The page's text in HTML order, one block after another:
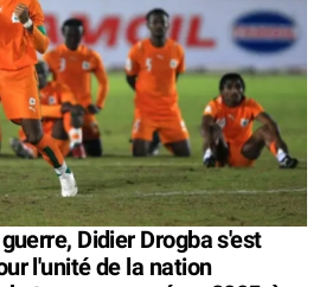
Didier Drogba s'est
l'unité de la nation